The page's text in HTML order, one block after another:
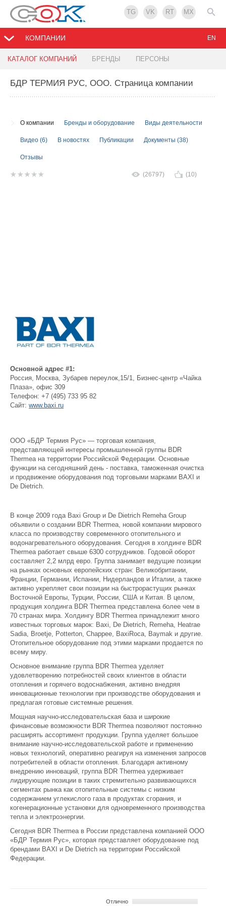
TG VK RT MX
КОМПАНИИ
КАТАЛОГ КОМПАНИЙ БРЕНДЫ ПЕРСОНЫ
EN
БДР ТЕРМИЯ РУС, ООО. Страница компании
О компании Бренды и оборудование Виды деятельности
Видео (6) В новостях Публикации Документы (38)
Отзывы
(26797) (10)
Основной адрес #1:
Россия, Москва, Зубарев переулок,15/1, Бизнес-центр «Чайка
Плаза», офис 309
Телефон: +7 (495) 733 95 82
Сайт: www.baxi.ru
ООО «БДР Термия Рус» — торговая компания,
представляющей интересы промышленной группы BDR
Thermea на территории Российской Федерации. Основные
функции на сегодняшний день - поставка, таможенная очистка
и продвижение оборудования под торговыми марками BAXI и
De Dietrich.
В конце 2009 года Baxi Group и De Dietrich Remeha Group
объявили о создании BDR Thermea, новой компании мирового
класса по производству современного отопительного и
водонагревательного оборудования. Сегодня в холдинге BDR
Thermea работает свыше 6300 сотрудников. Годовой оборот
составляет 2,2 млрд евро. Группа занимает ведущие позиции
на рынках основных европейских стран: Великобритании,
Франции, Германии, Испании, Нидерландов и Италии, а также
активно укрепляет свои позиции на быстрорастущих рынках
Восточной Европы, Турции, России, США и Китая. В целом,
продукция холдинга BDR Thermea представлена более чем в
70 странах мира. Холдингу BDR Thermea принадлежит много
известных торговых марок: Baxi, De Dietrich, Remeha, Heatrae
Sadia, Broetje, Potterton, Chappee, BaxiRoca, Baymak и другие.
Отопительное оборудование под этими марками продается по
всему миру.
Основное внимание группа BDR Thermea уделяет
удовлетворению потребностей своих клиентов в области
отопления и горячего водоснабжения, активно внедряя
инновационные технологии при производстве оборудования и
предлагая готовые системные решения.
Мощная научно-исследовательская база и широкие
финансовые возможности BDR Thermea позволяют постоянно
расширять ассортимент продукции. Группа уделяет большое
внимание научно-исследовательской работе и применению
новых технологий, оперативно реагируя на изменения запросов
потребителей в области отопления. Благодаря активному
внедрению инноваций, группа BDR Thermea удерживает
лидирующие позиции в таких стремительно развивающихся
сегментах рынка как отопительные системы с низким
содержанием углекислого газа в продуктах сгорания, и
когенерационные установки для одновременного производства
тепла и электроэнергии.
Сегодня BDR Thermea в России представлена компанией ООО
«БДР Термия Рус», которая представляет оборудование под
брендами BAXI и De Dietrich на территории Российской
Федерации.
Отлично